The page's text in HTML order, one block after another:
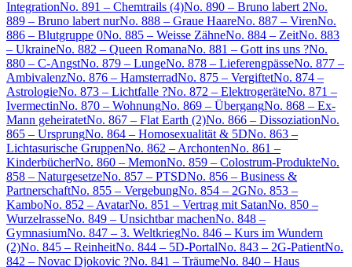
IntegrationNo. 891 – Chemtrails (4)No. 890 – Bruno labert 2No.
889 – Bruno labert nurNo. 888 – Graue HaareNo. 887 – VirenNo.
886 – Blutgruppe 0No. 885 – Weisse ZähneNo. 884 – ZeitNo. 883
– UkraineNo. 882 – Queen RomanaNo. 881 – Gott ins uns ?No.
880 – C-AngstNo. 879 – LungeNo. 878 – LieferengpässeNo. 877 –
AmbivalenzNo. 876 – HamsterradNo. 875 – VergiftetNo. 874 –
AstrologieNo. 873 – Lichtfalle ?No. 872 – ElektrogeräteNo. 871 –
IvermectinNo. 870 – WohnungNo. 869 – ÜbergangNo. 868 – Ex-
Mann geheiratetNo. 867 – Flat Earth (2)No. 866 – DissoziationNo.
865 – UrsprungNo. 864 – Homosexualität & 5DNo. 863 –
Lichtasurische GruppenNo. 862 – ArchontenNo. 861 –
KinderbücherNo. 860 – MemonNo. 859 – Colostrum-ProdukteNo.
858 – NaturgesetzeNo. 857 – PTSDNo. 856 – Business &
PartnerschaftNo. 855 – VergebungNo. 854 – 2GNo. 853 –
KamboNo. 852 – AvatarNo. 851 – Vertrag mit SatanNo. 850 –
WurzelrasseNo. 849 – Unsichtbar machenNo. 848 –
GymnasiumNo. 847 – 3. WeltkriegNo. 846 – Kurs im Wundern
(2)No. 845 – ReinheitNo. 844 – 5D-PortalNo. 843 – 2G-PatientNo.
842 – Novac Djokovic ?No. 841 – TräumeNo. 840 – Haus